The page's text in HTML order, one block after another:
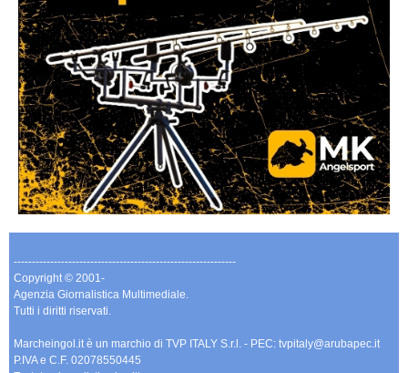
-------------------------------------------------------------
Copyright © 2001-
Agenzia Giornalistica Multimediale.
Tutti i diritti riservati.
Marcheingol.it è un marchio di TVP ITALY S.r.l. - PEC: tvpitaly@arubapec.it
P.IVA e C.F. 02078550445